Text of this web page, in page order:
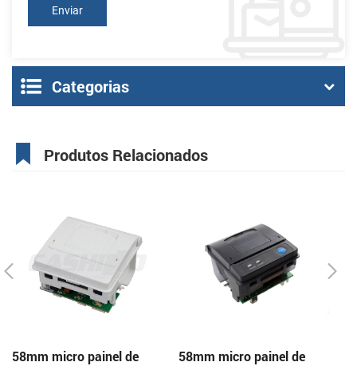
Categorias
Produtos Relacionados
58mm micro painel de
58mm micro painel de